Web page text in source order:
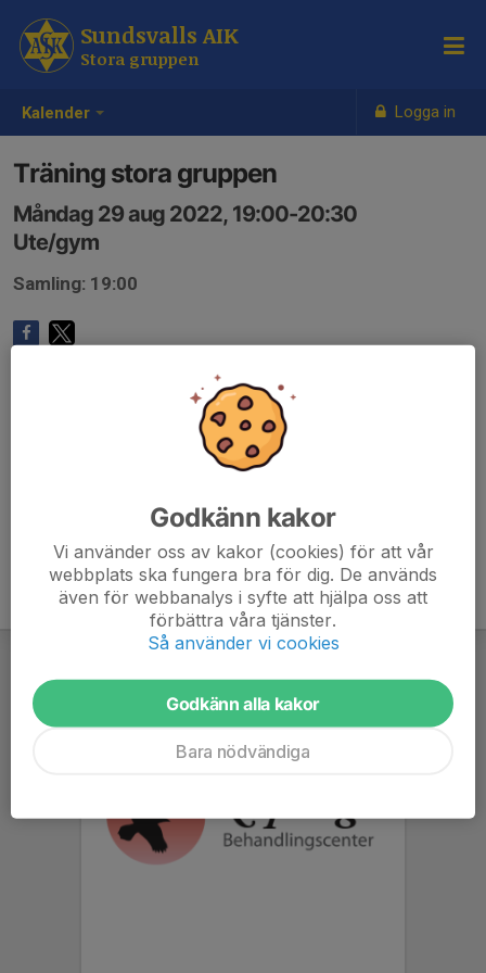
Kalender Logga in
Sundsvalls AIK
Stora gruppen
Träning stora gruppen
Måndag 29 aug 2022, 19:00-20:30
Ute/gym
Samling: 19:00
Godkänn kakor
Vi använder oss av kakor (cookies) för att vår
webbplats ska fungera bra för dig. De används
även för webbanalys i syfte att hjälpa oss att
förbättra våra tjänster.
Så använder vi cookies
Godkänn alla kakor
Bara nödvändiga